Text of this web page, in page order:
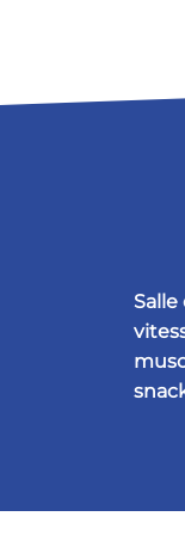
Salle